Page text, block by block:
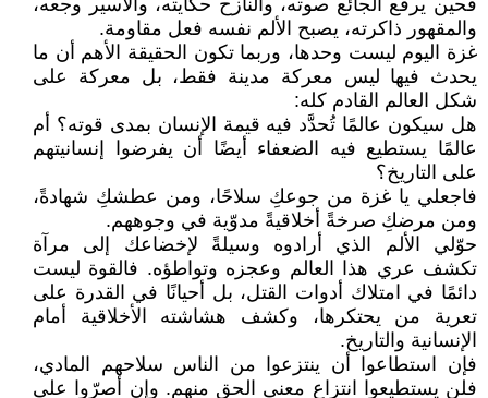
فحين يرفع الجائع صوته، والنازح حكايته، والأسير وجعه،
والمقهور ذاكرته، يصبح الألم نفسه فعل مقاومة.
غزة اليوم ليست وحدها، وربما تكون الحقيقة الأهم أن ما
يحدث فيها ليس معركة مدينة فقط، بل معركة على
شكل العالم القادم كله:
هل سيكون عالمًا تُحدَّد فيه قيمة الإنسان بمدى قوته؟ أم
عالمًا يستطيع فيه الضعفاء أيضًا أن يفرضوا إنسانيتهم
على التاريخ؟
فاجعلي يا غزة من جوعكِ سلاحًا، ومن عطشكِ شهادةً،
ومن مرضكِ صرخةً أخلاقيةً مدوّية في وجوههم.
حوّلي الألم الذي أرادوه وسيلةً لإخضاعك إلى مرآة
تكشف عري هذا العالم وعجزه وتواطؤه. فالقوة ليست
دائمًا في امتلاك أدوات القتل، بل أحيانًا في القدرة على
تعرية من يحتكرها، وكشف هشاشته الأخلاقية أمام
الإنسانية والتاريخ.
فإن استطاعوا أن ينتزعوا من الناس سلاحهم المادي،
فلن يستطيعوا انتزاع معنى الحق منهم. وإن أصرّوا على